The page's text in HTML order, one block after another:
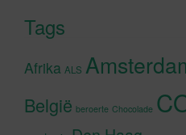
Tags
Afrika ALS
België beroerte Chocolade